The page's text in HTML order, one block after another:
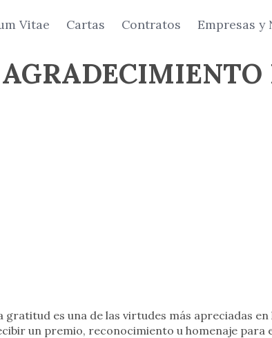
Vitae Cartas Contratos Empresas y
gratitud es una de las virtudes más apreciadas
un premio, reconocimiento u homenaje para